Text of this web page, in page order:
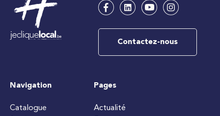
Contactez-nous
Navigation
Catalogue
Pages
Actualité